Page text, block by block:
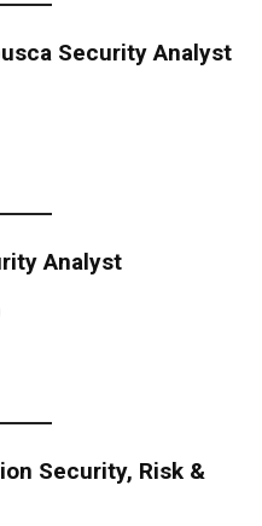
Security Analyst
Analyst
Security, Risk &